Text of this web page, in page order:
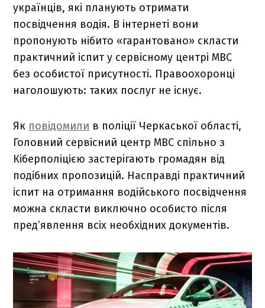
українців, які планують отримати
посвідчення водія. В інтернеті вони
пропонують нібито «гарантовано» скласти
практичний іспит у сервісному центрі МВС
без особистої присутності. Правоохоронці
наголошують: таких послуг не існує.
Як повідомили в поліції Черкаської області,
Головний сервісний центр МВС спільно з
Кіберполіцією застерігають громадян від
подібних пропозицій. Насправді практичний
іспит на отримання водійського посвідчення
можна скласти виключно особисто після
пред’явлення всіх необхідних документів.